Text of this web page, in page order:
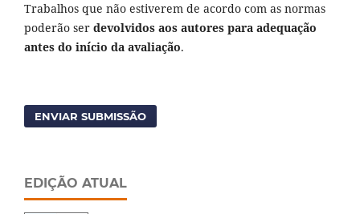
Trabalhos que não estiverem de acordo com as normas
poderão ser devolvidos aos autores para adequação
antes do início da avaliação.
ENVIAR SUBMISSÃO
EDIÇÃO ATUAL